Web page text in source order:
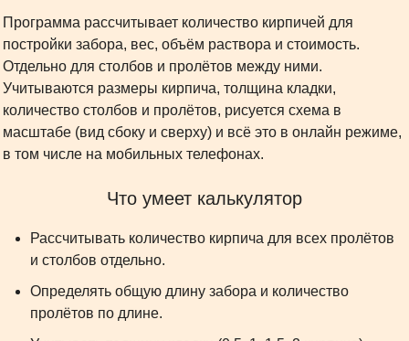
Программа рассчитывает количество кирпичей для
постройки забора, вес, объём раствора и стоимость.
Отдельно для столбов и пролётов между ними.
Учитываются размеры кирпича, толщина кладки,
количество столбов и пролётов, рисуется схема в
масштабе (вид сбоку и сверху) и всё это в онлайн режиме,
в том числе на мобильных телефонах.
Что умеет калькулятор
Рассчитывать количество кирпича для всех пролётов
и столбов отдельно.
Определять общую длину забора и количество
пролётов по длине.